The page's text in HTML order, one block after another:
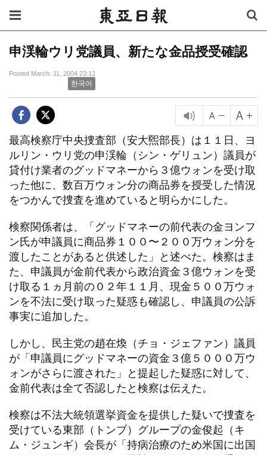
申渓輪ウリ党議員、新たな金品授受確認
Posted March. 11, 2004 23:12
한국어
最高検察庁中央捜査部（安大煕部長）は１１日、ヨ
ルリン・ウリ党の申渓輪（シン・ゲリュン）議員が
貸付け業者のグッドマネーから３億ウォンを受け取
った他に、数百万ウォン分の商品券を授受した情況
をつかんで捜査を進めていると明らかにした。
検察関係者は、「グッドマネーの前代表の金ヨンフ
ン氏が申議員に商品券１００〜２００万ウォン分を
渡したことがあると供述した」と述べた。検察はま
た、申議員が金前代表から政治資金３億ウォンを受
け取る１ヵ月前の０２年１１月、現金５００万ウォ
ンを不法に受け取った疑惑も確認し、申議員の公訴
事実に追加した。
しかし、民主党の趙在煥（チョ・ジェファン）議員
が「申議員にグッドマネーの資金３億５０００万ウ
ォンがさらに渡された」と提起した疑惑に対して、
金前代表は全て否認したと検察は伝えた。
検察は不法大統領選挙資金を提供した疑いで捜査を
受けている東部（トンブ）グループの金俊起（キ
ム・ジュンギ）会長が「持病治療のため米国に出国